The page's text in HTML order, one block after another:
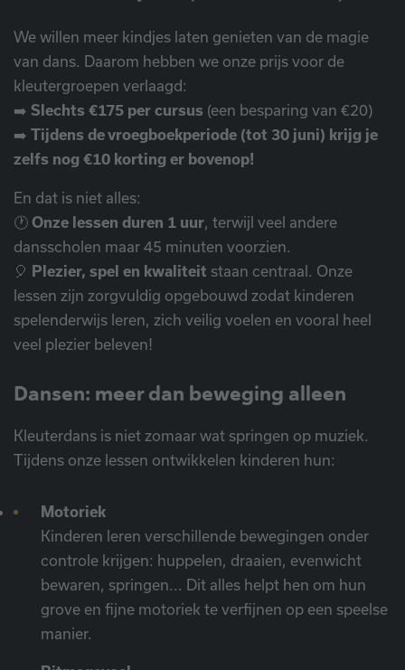
We willen meer kindjes laten genieten van de magie
van dans. Daarom hebben we onze prijs voor de
kleutergroepen verlaagd:
➡️ Slechts €175 per cursus (een besparing van €20)
➡️ Tijdens de vroegboekperiode (tot 30 juni) krijg je
zelfs nog €10 korting er bovenop!
En dat is niet alles:
🕐 Onze lessen duren 1 uur, terwijl veel andere
dansscholen maar 45 minuten voorzien.
🎈 Plezier, spel en kwaliteit staan centraal. Onze
lessen zijn zorgvuldig opgebouwd zodat kinderen
spelenderwijs leren, zich veilig voelen en vooral heel
veel plezier beleven!
Dansen: meer dan beweging alleen
Kleuterdans is niet zomaar wat springen op muziek.
Tijdens onze lessen ontwikkelen kinderen hun:
Motoriek
Kinderen leren verschillende bewegingen onder
controle krijgen: huppelen, draaien, evenwicht
bewaren, springen... Dit alles helpt hen om hun
grove en fijne motoriek te verfijnen op een speelse
manier.